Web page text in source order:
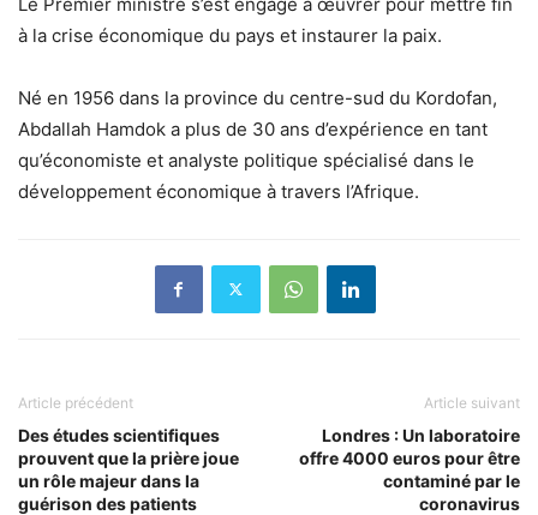
à la crise économique du pays et instaurer la paix.
Né en 1956 dans la province du centre-sud du Kordofan,
Abdallah Hamdok a plus de 30 ans d’expérience en tant
qu’économiste et analyste politique spécialisé dans le
développement économique à travers l’Afrique.
Article précédent
Des études scientifiques
prouvent que la prière joue
un rôle majeur dans la
guérison des patients
Article suivant
Londres : Un laboratoire
offre 4000 euros pour être
contaminé par le
coronavirus